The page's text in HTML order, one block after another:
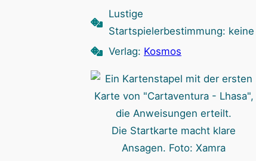
Lustige
Startspielerbestimmung: keine
Verlag: Kosmos
Die Startkarte macht klare
Ansagen. Foto: Xamra